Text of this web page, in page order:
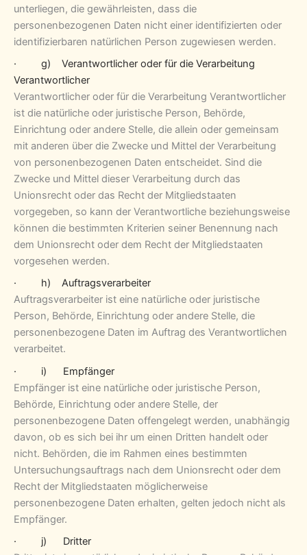
unterliegen, die gewährleisten, dass die
personenbezogenen Daten nicht einer identifizierten oder
identifizierbaren natürlichen Person zugewiesen werden.
· g) Verantwortlicher oder für die Verarbeitung
Verantwortlicher
Verantwortlicher oder für die Verarbeitung Verantwortlicher
ist die natürliche oder juristische Person, Behörde,
Einrichtung oder andere Stelle, die allein oder gemeinsam
mit anderen über die Zwecke und Mittel der Verarbeitung
von personenbezogenen Daten entscheidet. Sind die
Zwecke und Mittel dieser Verarbeitung durch das
Unionsrecht oder das Recht der Mitgliedstaaten
vorgegeben, so kann der Verantwortliche beziehungsweise
können die bestimmten Kriterien seiner Benennung nach
dem Unionsrecht oder dem Recht der Mitgliedstaaten
vorgesehen werden.
· h) Auftragsverarbeiter
Auftragsverarbeiter ist eine natürliche oder juristische
Person, Behörde, Einrichtung oder andere Stelle, die
personenbezogene Daten im Auftrag des Verantwortlichen
verarbeitet.
· i) Empfänger
Empfänger ist eine natürliche oder juristische Person,
Behörde, Einrichtung oder andere Stelle, der
personenbezogene Daten offengelegt werden, unabhängig
davon, ob es sich bei ihr um einen Dritten handelt oder
nicht. Behörden, die im Rahmen eines bestimmten
Untersuchungsauftrags nach dem Unionsrecht oder dem
Recht der Mitgliedstaaten möglicherweise
personenbezogene Daten erhalten, gelten jedoch nicht als
Empfänger.
· j) Dritter